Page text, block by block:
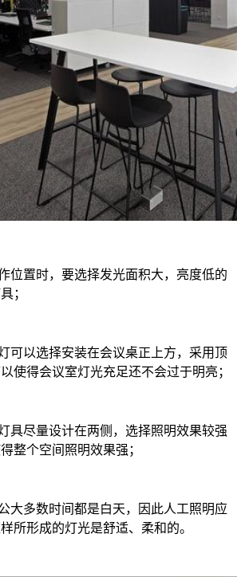
位置时，要选择发光面积大，亮度低的
；
可以选择安装在会议桌正上方，采用顶
使得会议室灯光充足还不会过于明亮；
具尽量设计在两侧，选择照明效果较强
整个空间照明效果强；
大多数时间都是白天，因此人工照明应
所形成的灯光是舒适、柔和的。